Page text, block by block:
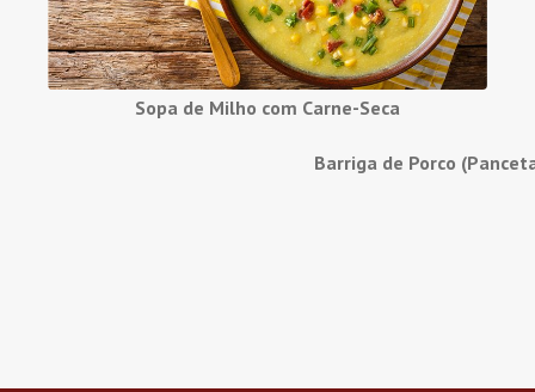
Sopa de Milho com Carne-Seca
Barriga de Porco